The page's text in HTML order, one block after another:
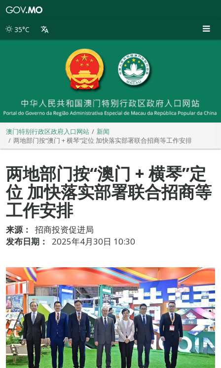
别
35°C
澳门特别行政区政府入口网站
新闻
两地部门按“澳门 + 横琴”定位 加快落实部署联合招商等工作安排
两地部门按“澳门 + 横琴”定
位 加快落实部署联合招商等
工作安排
来源：
招商投资促进局
发布日期：
2025年4月30日 10:30